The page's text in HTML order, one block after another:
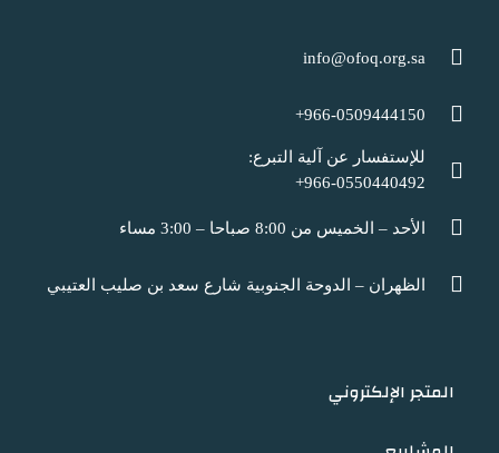
info@ofoq.org.sa
966-0509444150+
للإستفسار عن آلية التبرع:
966-0550440492+
الأحد – الخميس من 8:00 صباحا – 3:00 مساء
الظهران – الدوحة الجنوبية شارع سعد بن صليب العتيبي
المتجر الإلكتروني